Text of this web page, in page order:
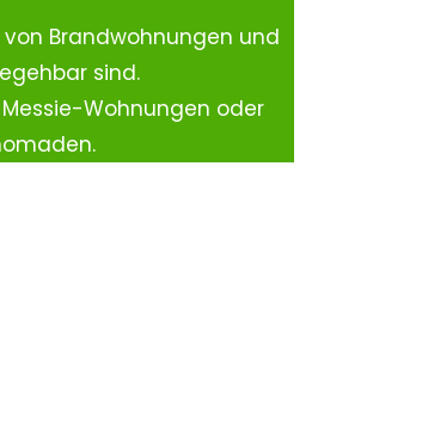
Brandwohnungen und
sind.
Wohnungen oder